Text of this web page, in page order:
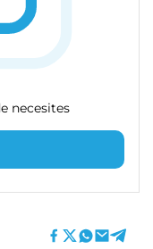
necesites